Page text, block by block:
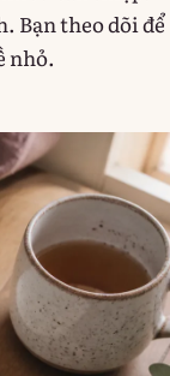
Bạn theo dõi để
nhỏ.